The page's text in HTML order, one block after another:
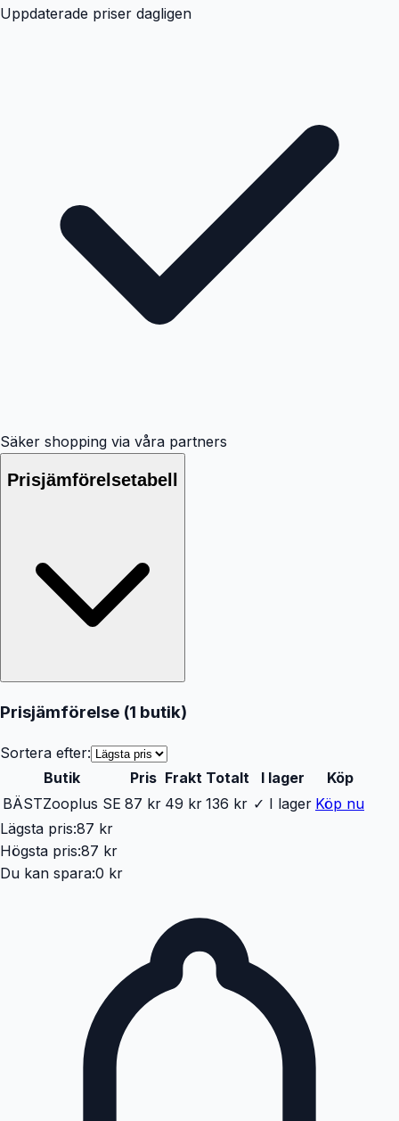
Uppdaterade priser dagligen
Säker shopping via våra partners
Prisjämförelsetabell
Prisjämförelse (1 butik)
Sortera efter:
Butik
Pris Frakt Totalt I lager
Köp
BÄSTZooplus SE 87 kr 49 kr 136 kr ✓ I lager Köp nu
Lägsta pris:87 kr
Högsta pris:87 kr
Du kan spara:0 kr